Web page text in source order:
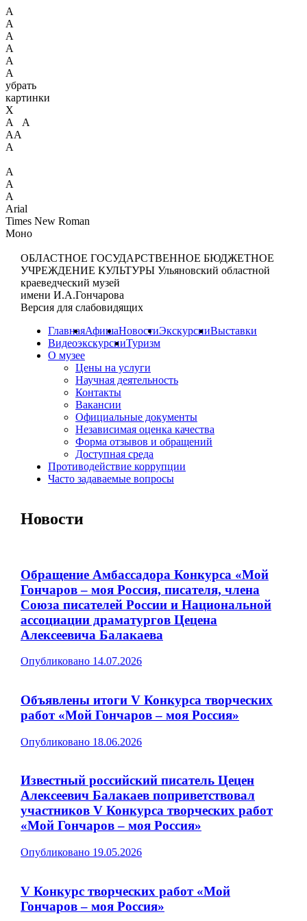
А
А
А
А
А
А
убрать
картинки
X
А А
АА
А
А
А
А
Arial
Times New Roman
Моно
ОБЛАСТНОЕ ГОСУДАРСТВЕННОЕ БЮДЖЕТНОЕ
УЧРЕЖДЕНИЕ КУЛЬТУРЫ Ульяновский областной
краеведческий музей
имени И.А.Гончарова
Версия для слабовидящих
ГлавнаяАфишаНовостиЭкскурсииВыставки
ВидеоэкскурсииТуризм
О музее
Цены на услуги
Научная деятельность
Контакты
Вакансии
Официальные документы
Независимая оценка качества
Форма отзывов и обращений
Доступная среда
Противодействие коррупции
Часто задаваемые вопросы
Новости
Обращение Амбассадора Конкурса «Мой
Гончаров – моя Россия, писателя, члена
Союза писателей России и Национальной
ассоциации драматургов Цецена
Алексеевича Балакаева
Опубликовано 14.07.2026
Объявлены итоги V Конкурса творческих
работ «Мой Гончаров – моя Россия»
Опубликовано 18.06.2026
Известный российский писатель Цецен
Алексеевич Балакаев поприветствовал
участников V Конкурса творческих работ
«Мой Гончаров – моя Россия»
Опубликовано 19.05.2026
V Конкурс творческих работ «Мой
Гончаров – моя Россия»